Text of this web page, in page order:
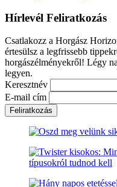
Hírlevél Feliratkozás
Csatlakozz a Horgász
értesülsz a legfrissebb
horgászélményekről! Légy
legyen.
Keresztnév
E-mail cím